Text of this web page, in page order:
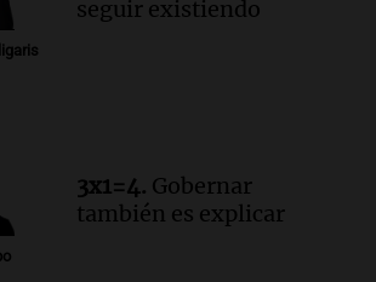
en la provincia
seguir existiendo
3x1=4. Gobernar
también es explicar